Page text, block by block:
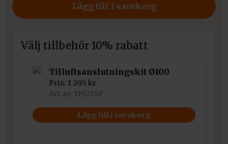
Lägg till i varukorg
Välj tillbehör 10% rabatt
Tilluftsanslutningskit Ø100
Pris: 1 295kr
Art.nr. 11923SP
Lägg till i varukorg